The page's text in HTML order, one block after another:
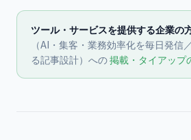
ツール・サービスを提供する企業の
（AI・集客・業務効率化を毎日発信
る記事設計）への掲載・タイアップ